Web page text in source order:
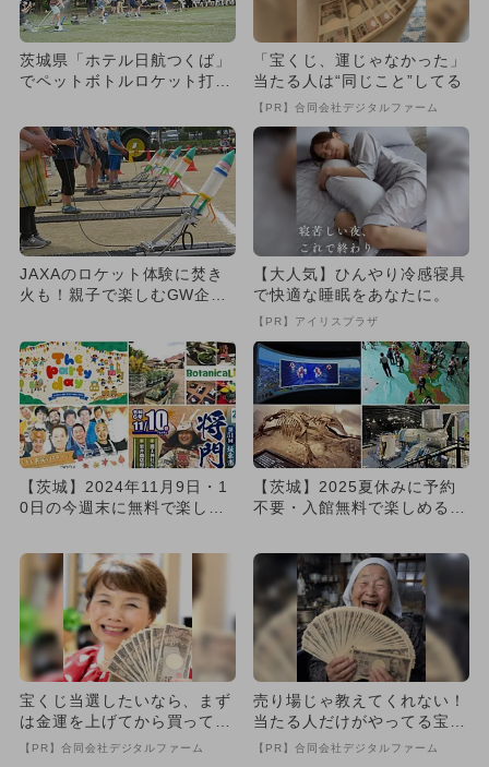
茨城県「ホテル日航つくば」
でペットボトルロケット打上
ン
「宝くじ、運じゃなかった」
当たる人は“同じこと”してる
【PR】合同会社デジタルファーム
JAXAのロケット体験に焚き
火も！親子で楽しむGW企画
【大人気】ひんやり冷感寝具
で快適な睡眠をあなたに。
【PR】アイリスプラザ
【茨城】2024年11月9日・1
0日の今週末に無料で楽しめ
【茨城】2025夏休みに予約
不要・入館無料で楽しめる博
宝くじ当選したいなら、まず
は金運を上げてから買ってみ
て
【PR】合同会社デジタルファーム
売り場じゃ教えてくれない！
当たる人だけがやってる宝く
じの習慣
【PR】合同会社デジタルファーム